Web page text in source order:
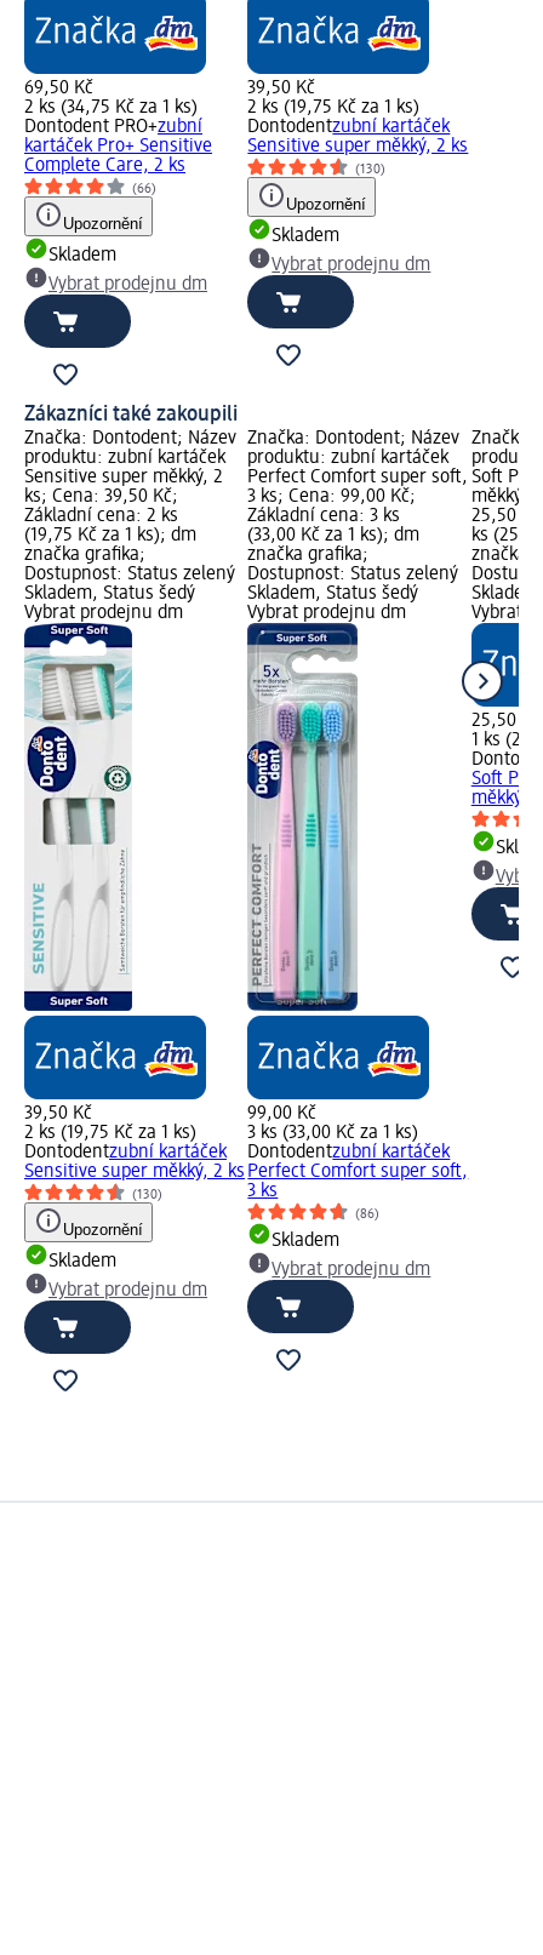
69,50 Kč
2 ks (34,75 Kč za 1 ks)
Dontodent PRO+zubní
kartáček Pro+ Sensitive
Complete Care, 2 ks
(66)
Upozornění
Skladem
Vybrat prodejnu dm
39,50 Kč
2 ks (19,75 Kč za 1 ks)
Dontodentzubní kartáček
Sensitive super měkký, 2 ks
(130)
Upozornění
Skladem
Vybrat prodejnu dm
Zákazníci také zakoupili
Značka: Dontodent; Název
produktu: zubní kartáček
Sensitive super měkký, 2
ks; Cena: 39,50 Kč;
Základní cena: 2 ks
(19,75 Kč za 1 ks); dm
značka grafika;
Dostupnost: Status zelený
Skladem, Status šedý
Vybrat prodejnu dm
39,50 Kč
2 ks (19,75 Kč za 1 ks)
Dontodentzubní kartáček
Sensitive super měkký, 2 ks
(130)
Upozornění
Skladem
Vybrat prodejnu dm
Značka: Dontodent; Název
produktu: zubní kartáček
Perfect Comfort super soft,
3 ks; Cena: 99,00 Kč;
Základní cena: 3 ks
(33,00 Kč za 1 ks); dm
značka grafika;
Dostupnost: Status zelený
Skladem, Status šedý
Vybrat prodejnu dm
99,00 Kč
3 ks (33,00 Kč za 1 ks)
Dontodentzubní kartáček
Perfect Comfort super soft,
3 ks
(86)
Skladem
Vybrat prodejnu dm
Značka:
Soft
měkký,
25,50
ks
značka
Vybrat
25,50 Kč
1 ks
Soft
měkký, 1